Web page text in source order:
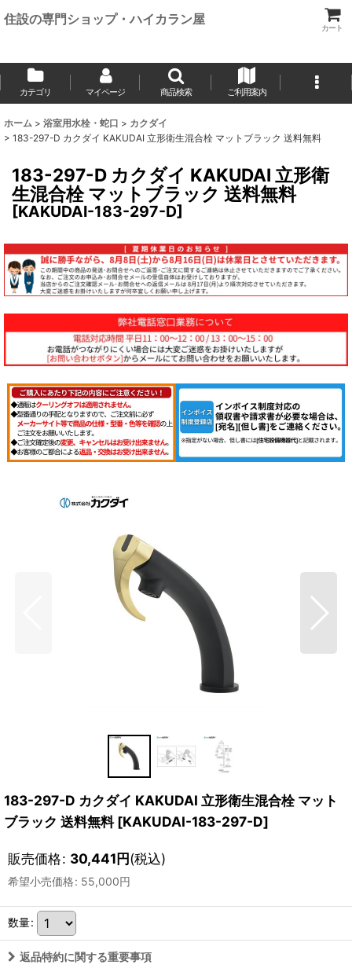
住設の専門ショップ・ハイカラン屋
カート
カテゴリ マイページ 商品検索 ご利用案内
ホーム > 浴室用水栓・蛇口 > カクダイ
> 183-297-D カクダイ KAKUDAI 立形衛生混合栓 マットブラック 送料無料
183-297-D カクダイ KAKUDAI 立形衛
生混合栓 マットブラック 送料無料
[KAKUDAI-183-297-D]
183-297-D カクダイ KAKUDAI 立形衛生混合栓 マット
ブラック 送料無料 [KAKUDAI-183-297-D]
販売価格: 30,441円(税込)
希望小売価格: 55,000円
数量:
返品特約に関する重要事項